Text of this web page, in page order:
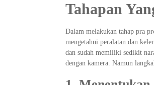
Tahapan
Dalam melakukan tahap pra
mengetahui peralatan dan
dan sudah memiliki sedikit
dengan kamera. Namun